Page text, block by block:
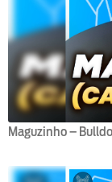
Maguzinho –